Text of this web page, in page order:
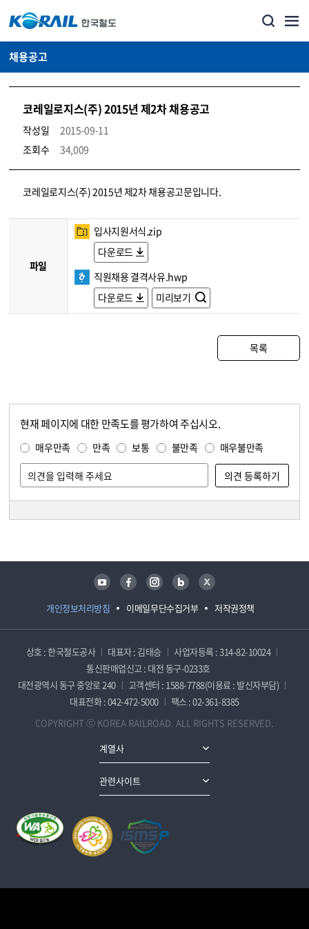
채용공고
코레일로지스(주) 2015년 제2차 채용공고
작성일
2015-09-11
조회수
34,009
코레일소개_경영공시_채용공고 상세보기 – 내용, 파일, 담당자 연락처로 구성
코레일로지스(주) 2015년 제2차 채용공고문입니다.
파일
입사지원서식.zip
다운로드
직원채용 결격사유.hwp
다운로드
미리보기
목록
현재 페이지에 대한 만족도를 평가하여 주십시오.
매우만족 만족 보통 불만족 매우불만족
개인정보처리방침 이메일무단수집거부 저작권정책
유튜브 페이스북 인스타그램 블로그 트위터
상호 : 한국철도공사 대표자 : 김태승
사업자등록 : 314-82-10024
통신판매업신고 : 대전 동구-0233호
대전광역시 동구 중앙로 240
고객센터 : 1588-7788(이용료 : 발신자부담)
대표전화 : 042-472-5000
팩스 : 02-361-8385
COPYRIGHT ⓒ KOREA RAILROAD. ALL RIGHTS RESERVED.
계열사
관련사이트